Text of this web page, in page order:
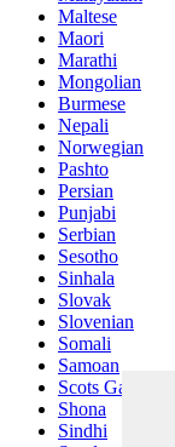
Maltese
Maori
Marathi
Mongolian
Burmese
Nepali
Norwegian
Pashto
Persian
Punjabi
Serbian
Sesotho
Sinhala
Slovak
Slovenian
Somali
Samoan
Scots Gaelic
Shona
Sindhi